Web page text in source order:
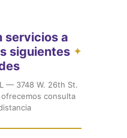
servicios a
siguientes ✦
— 3748 W. 26th St.
consulta